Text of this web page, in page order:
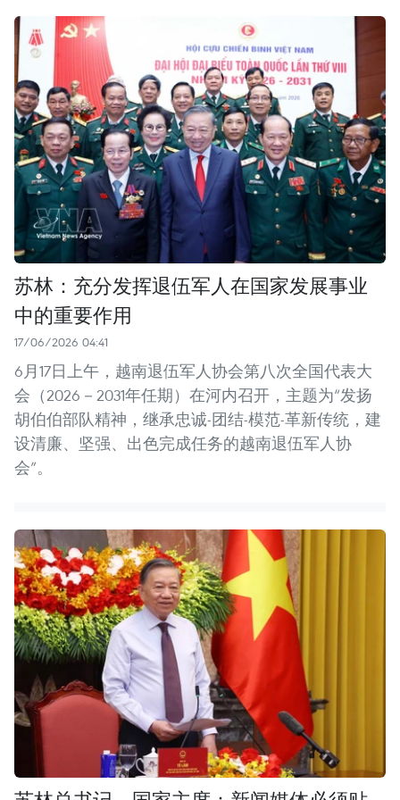
苏林：充分发挥退伍军人在国家发展事业
中的重要作用
17/06/2026 04:41
6月17日上午，越南退伍军人协会第八次全国代表大
会（2026－2031年任期）在河内召开，主题为“发扬
胡伯伯部队精神，继承忠诚-团结-模范-革新传统，建
设清廉、坚强、出色完成任务的越南退伍军人协
会”。